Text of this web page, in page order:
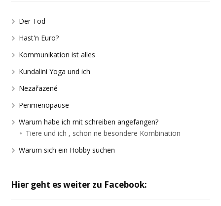
Der Tod
Hast'n Euro?
Kommunikation ist alles
Kundalini Yoga und ich
Nezařazené
Perimenopause
Warum habe ich mit schreiben angefangen?
Tiere und ich , schon ne besondere Kombination
Warum sich ein Hobby suchen
Hier geht es weiter zu Facebook: